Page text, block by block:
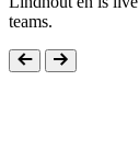
teams.